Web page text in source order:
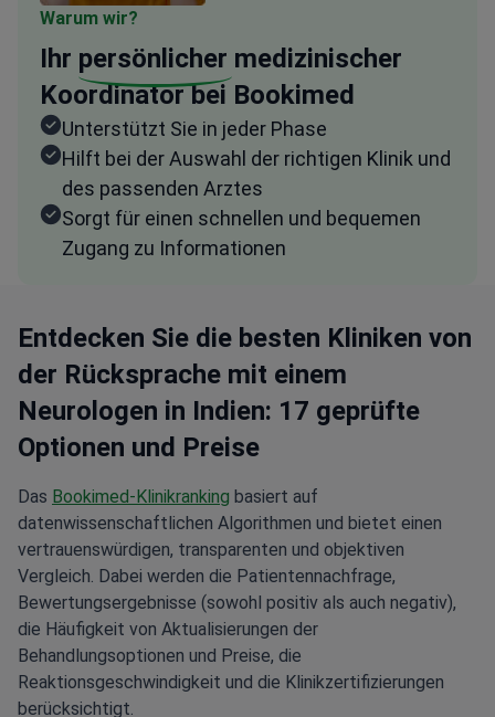
Warum wir?
Ihr persönlicher medizinischer
Koordinator bei Bookimed
Unterstützt Sie in jeder Phase
Hilft bei der Auswahl der richtigen Klinik und
des passenden Arztes
Sorgt für einen schnellen und bequemen
Zugang zu Informationen
Entdecken Sie die besten Kliniken von
der Rücksprache mit einem
Neurologen in Indien: 17 geprüfte
Optionen und Preise
Das Bookimed-Klinikranking basiert auf
datenwissenschaftlichen Algorithmen und bietet einen
vertrauenswürdigen, transparenten und objektiven
Vergleich. Dabei werden die Patientennachfrage,
Bewertungsergebnisse (sowohl positiv als auch negativ),
die Häufigkeit von Aktualisierungen der
Behandlungsoptionen und Preise, die
Reaktionsgeschwindigkeit und die Klinikzertifizierungen
berücksichtigt.